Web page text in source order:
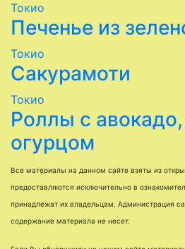
Токио
Печенье из
Токио
Сакурамоти
Токио
Роллы с
огурцом
Все материалы на данном сайте взяты из
предоставляются исключительно в
принадлежат их владельцам. Администрация
содержание материала не несет.